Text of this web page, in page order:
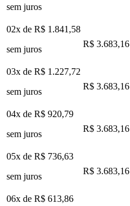
sem juros
02x de R$ 1.841,58
sem juros
R$ 3.683,16
03x de R$ 1.227,72
sem juros
R$ 3.683,16
04x de R$ 920,79
sem juros
R$ 3.683,16
05x de R$ 736,63
sem juros
R$ 3.683,16
06x de R$ 613,86